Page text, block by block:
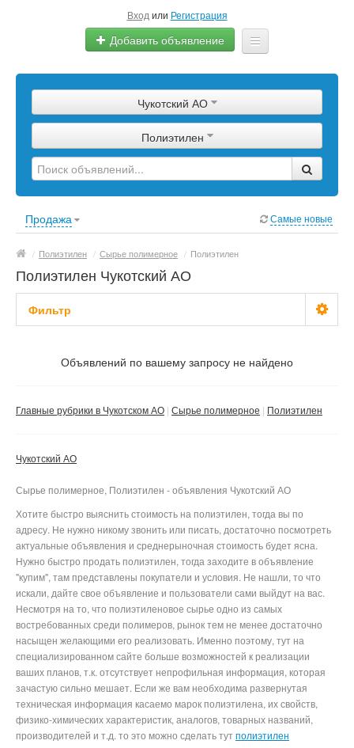
Вход или Регистрация
Добавить объявление
Сырье
Изделия
Оборудование
Чукотский АО
Полиэтилен
Продажа Самые новые
/ Полиэтилен / Сырье полимерное / Полиэтилен
Полиэтилен Чукотский АО
Фильтр
Не важно
Частные
Применить Сбросить фильтр
Объявлений по вашему запросу не найдено
Главные рубрики в Чукотском АО Сырье полимерное Полиэтилен
Чукотский АО
Сырье полимерное, Полиэтилен - объявления Чукотский АО
Хотите быстро выяснить стоимость на полиэтилен, тогда вы по
адресу. Не нужно никому звонить или писать, достаточно посмотреть
актуальные объявления и среднерыночная стоимость будет ясна.
Нужно быстро продать полиэтилен, тогда заходите в объявление
"купим", там представлены покупатели и условия. Не нашли, то что
искали, дайте свое объявление и пользователи сами выйдут на вас.
Несмотря на то, что полиэтиленовое сырье одно из самых
востребованных среди полимеров, рынок тем не менее достаточно
насыщен желающими его реализовать. Именно поэтому, тут на
специализированном сайте больше возможностей к реализации
ваших планов, т.к. отсутствует непрофильная информация, которая
зачастую сильно мешает. Если же вам необходима развернутая
техническая информация касаемо марок полиэтилена, их свойств,
физико-химических характеристик, аналогов, товарных названий,
производителей и т.д. то это можно сделать тутполиэтилен